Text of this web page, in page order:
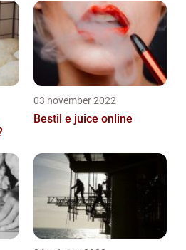
03 november 2022
Bestil e juice online